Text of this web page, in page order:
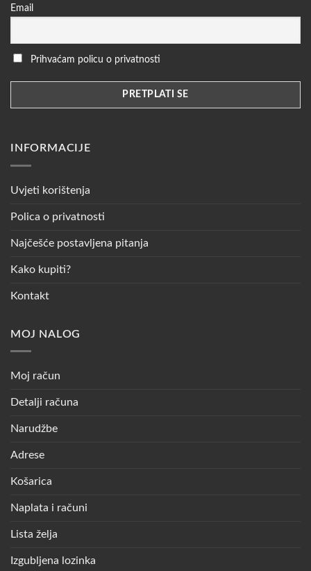
Email
Prihvaćam policu o privatnosti
INFORMACIJE
Uvjeti korištenja
Polica o privatnosti
Najčešće postavljena pitanja
Kako kupiti?
Kontakt
MOJ NALOG
Moj račun
Detalji računa
Narudžbe
Adrese
Košarica
Naplata i računi
Lista želja
Izgubljena lozinka